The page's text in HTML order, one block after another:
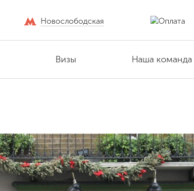
Новослободская
Визы Наша команда